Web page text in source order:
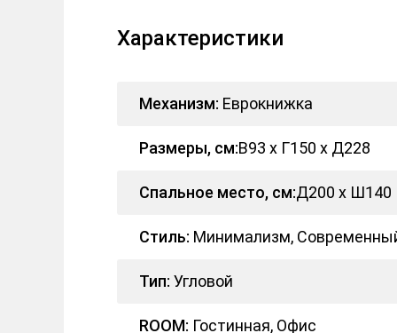
Характеристики
Механизм: Еврокнижка
Размеры, см:В93 x Г150 x Д228
Спальное место, см:Д200 x Ш140
Стиль: Минимализм,
Тип: Угловой
ROOM: Гостинная, Офис